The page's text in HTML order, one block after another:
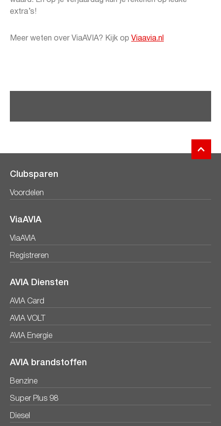
extra’s!
Meer weten over ViaAVIA? Kijk op Viaavia.nl
Clubsparen
Voordelen
ViaAVIA
ViaAVIA
Registreren
AVIA Diensten
AVIA Card
AVIA VOLT
AVIA Energie
AVIA brandstoffen
Benzine
Super Plus 98
Diesel